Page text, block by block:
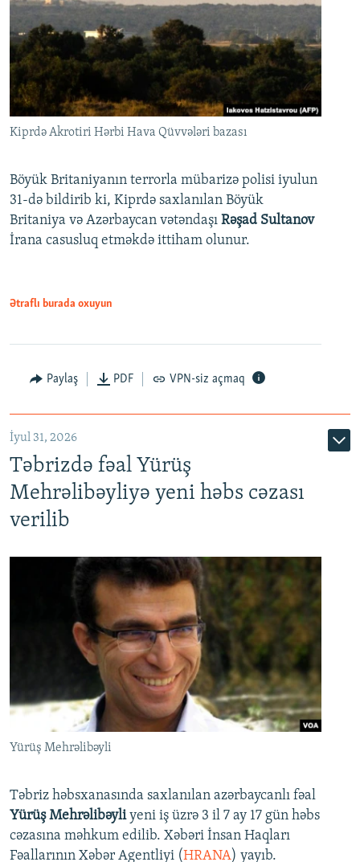
Kiprdə Akrotiri Hərbi Hava Qüvvələri bazası
Böyük Britaniyanın terrorla mübarizə polisi iyulun
31-də bildirib ki, Kiprdə saxlanılan Böyük
Britaniya və Azərbaycan vətəndaşı Rəşad Sultanov
İrana casusluq etməkdə ittiham olunur.
Ətraflı burada oxuyun
Paylaş PDF VPN-siz açmaq
İyul 31, 2026
Təbrizdə fəal Yürüş
Mehrəlibəyliyə yeni həbs cəzası
verilib
Yürüş Mehrəlibəyli
Təbriz həbsxanasında saxlanılan azərbaycanlı fəal
Yürüş Mehrəlibəyliyeni iş üzrə 3 il 7 ay 17 gün həbs
cəzasına məhkum edilib. Xəbəri İnsan Haqları
Fəallarının Xəbər Agentliyi (HRANA) yayıb.